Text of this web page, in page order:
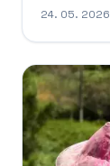
24. 05. 2026